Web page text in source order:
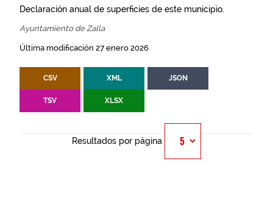
Declaración anual de superficies de este municipio.
Ayuntamiento de Zalla
Última modificación 27 enero 2026
CSV XML JSON
TSV XLSX
Resultados por página